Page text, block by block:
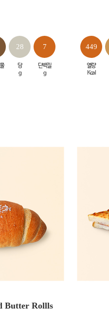
28
당
g
7
단백질
g
449
열량
Kcal
Butter Rollls